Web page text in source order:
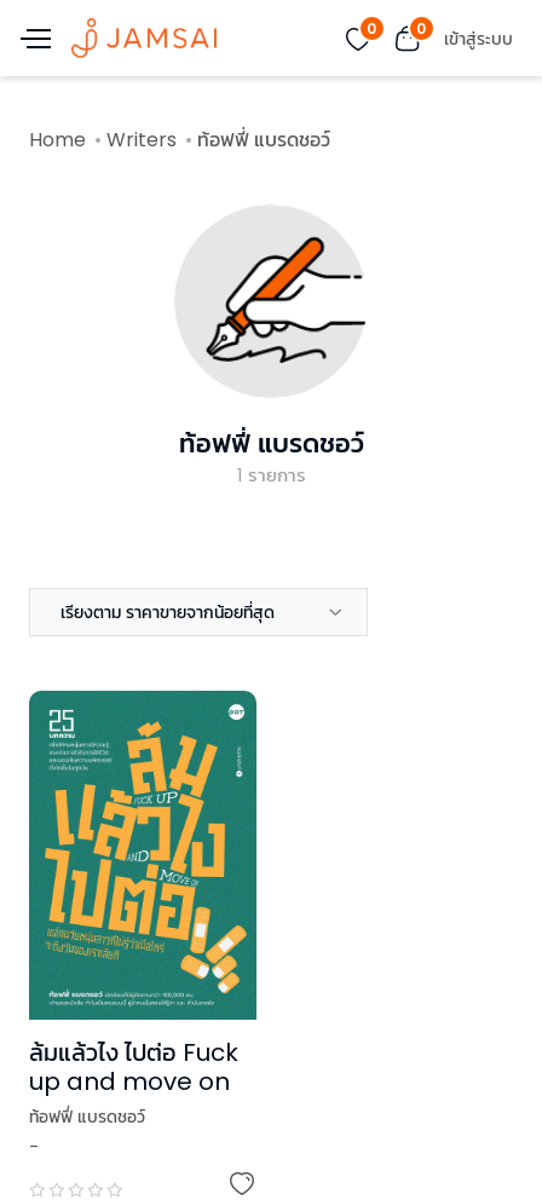
0 0 เข้าสู่ระบบ
Home Writers ท้อฟฟี่ แบรดชอว์
ท้อฟฟี่ แบรดชอว์
1 รายการ
เรียงตาม ราคาขายจากน้อยที่สุด
ล้มแล้วไง ไปต่อ Fuck
up and move on
ท้อฟฟี่ แบรดชอว์
-